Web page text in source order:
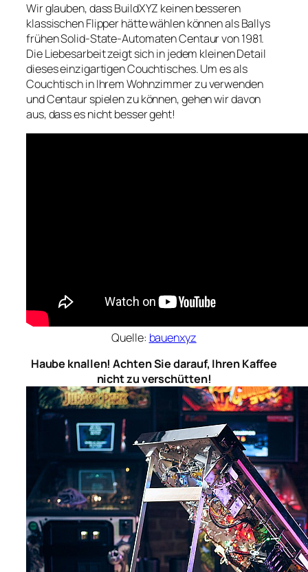
Wir glauben, dass BuildXYZ keinen besseren
klassischen Flipper hätte wählen können als Ballys
frühen Solid-State-Automaten Centaur von 1981.
Die Liebesarbeit zeigt sich in jedem kleinen Detail
dieses einzigartigen Couchtisches. Um es als
Couchtisch in Ihrem Wohnzimmer zu verwenden
und Centaur spielen zu können, gehen wir davon
aus, dass es nicht besser geht!
Quelle: bauenxyz
Haube knallen! Achten Sie darauf, Ihren Kaffee
nicht zu verschütten!